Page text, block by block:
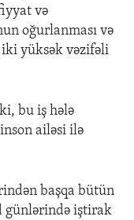
və
oğurlanması və
yüksək vəzifəli
bu iş hələ
ailəsi ilə
başqa bütün
günlərində iştirak